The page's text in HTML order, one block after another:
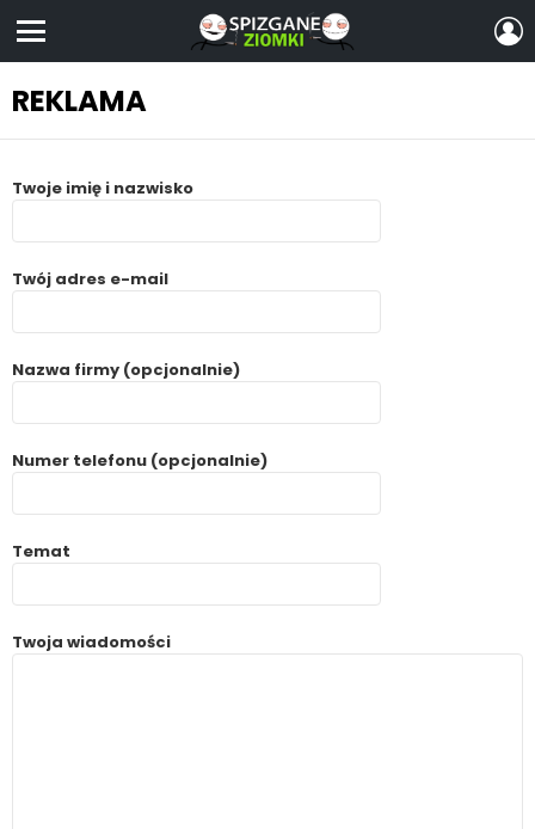
REKLAMA
Twoje imię i nazwisko
Twój adres e-mail
Nazwa firmy (opcjonalnie)
Numer telefonu (opcjonalnie)
Temat
Twoja wiadomości